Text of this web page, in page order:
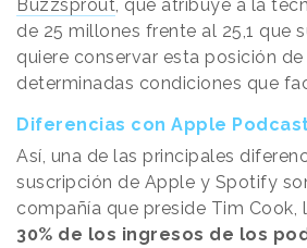
Buzzsprout , que atribuye a la
de 25 millones frente al 25,1 que
quiere conservar esta posición
determinadas condiciones que
Diferencias con Apple
Así, una de las principales
suscripción de Apple y Spotify
compañía que preside Tim
30% de los ingresos de los